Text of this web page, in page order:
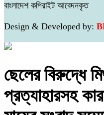
বাংলাদেশ কপিরাইট আবেদনকৃত
Design & Developed by:
ছেলের বিরুদ্ধে
প্রত্যাহারসহ